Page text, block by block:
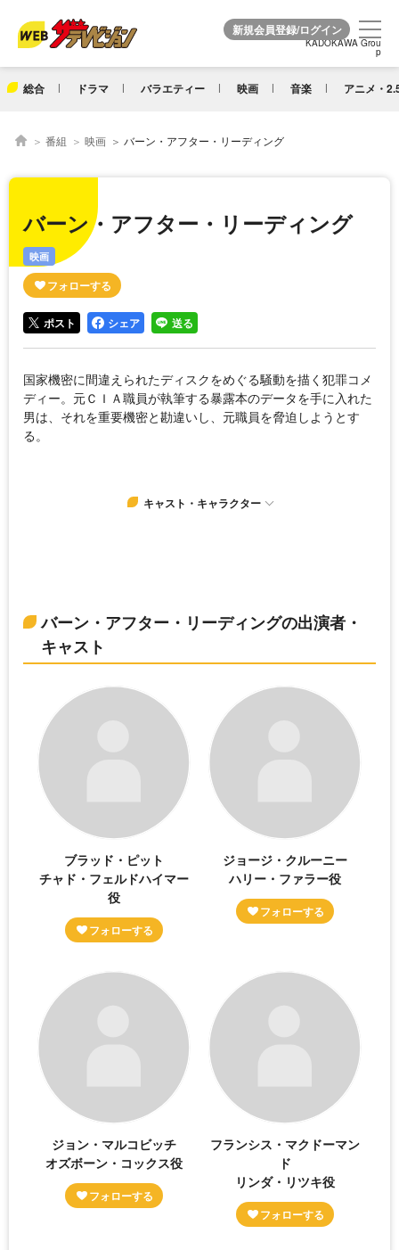
KADOKAWA Grou
p
総合 ドラマ バラエティー 映画 音楽 アニメ・
KADOKAWA Grou
p
番組 映画 バーン・アフター・リーディング
バーン・アフター・リーディング
映画
ポスト シェア 送る
国家機密に間違えられたディスクをめぐる騒動を描く犯罪コメ
ディー。元ＣＩＡ職員が執筆する暴露本のデータを手に入れた
男は、それを重要機密と勘違いし、元職員を脅迫しようとす
る。
キャスト・キャラクター
バーン・アフター・リーディングの出演者・
キャスト
ブラッド・ピット
チャド・フェルドハイマー
役
ジョージ・クルーニー
ハリー・ファラー役
ジョン・マルコビッチ
オズボーン・コックス役
フランシス・マクドーマン
ド
リンダ・リツキ役